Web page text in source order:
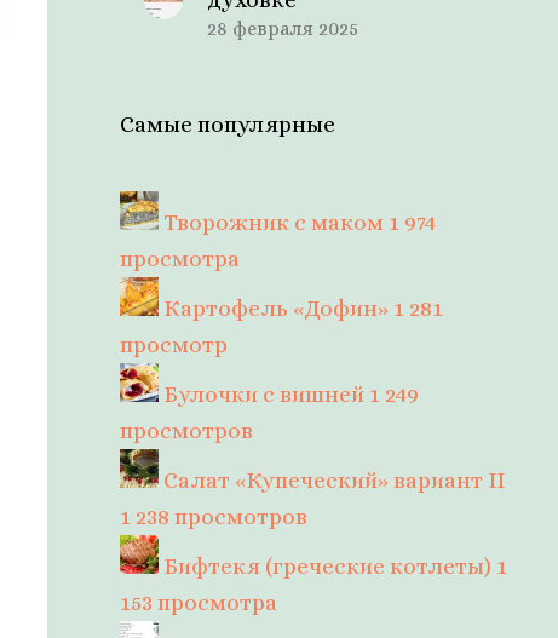
28 февраля 2025
Самые популярные
Творожник с маком 1 974
просмотра
Картофель «Дофин» 1 281
просмотр
Булочки с вишней 1 249
просмотров
Салат «Купеческий» вариант II
1 238 просмотров
Бифтекя (греческие котлеты) 1
153 просмотра